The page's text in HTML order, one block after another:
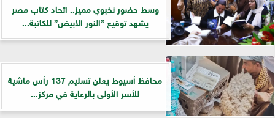
وسط حضور نخبوي مميز.. اتحاد كتاب مصر
يشهد توقيع ”النور الأبيض” للكاتبة...
محافظ أسيوط يعلن تسليم 137 رأس ماشية
للأسر الأولى بالرعاية في مركز...